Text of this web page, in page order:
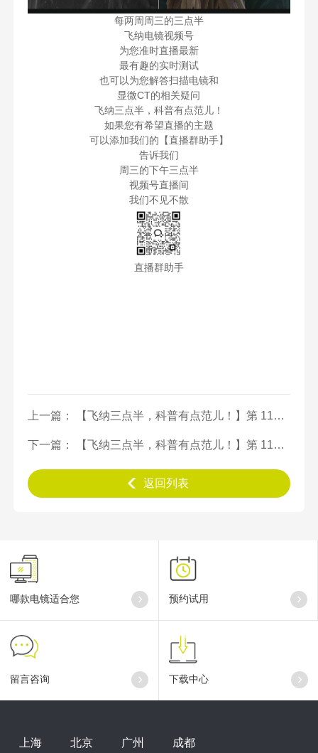
每两周周三的三点半
飞纳电镜视频号
为您准时直播最新
最有趣的实时测试
也可以为您解答扫描电镜和
显微CT的相关疑问
飞纳三点半，科普有点范儿！
如果您有希望直播的主题
可以添加我们的【直播群助手】
告诉我们
周三的下午三点半
视频号直播间
我们不见不散
直播群助手
上一篇： 【飞纳三点半，科普有点范儿！】第 118 期：爆火的“石墨烯云绒棉”是保暖黑科技还是智商税？扫描电镜揭秘羽绒服填充物真相！
下一篇： 【飞纳三点半，科普有点范儿！】第 116 期：你用的保温杯可能有毒！201/304/316不锈钢材质大揭秘！
返回列表
哪款电镜适合您 预约试用
留言咨询 下载中心
上海 北京 广州 成都